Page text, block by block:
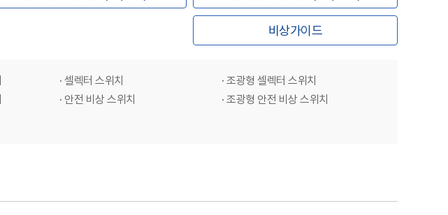
비상가이드
· 셀렉터 스위치
· 조광형 셀렉터 스위치
· 안전 비상 스위치
· 조광형 안전 비상 스위치